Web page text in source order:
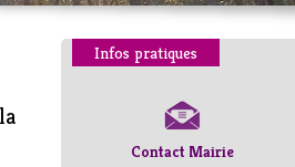
Infos pratiques
Contact Mairie